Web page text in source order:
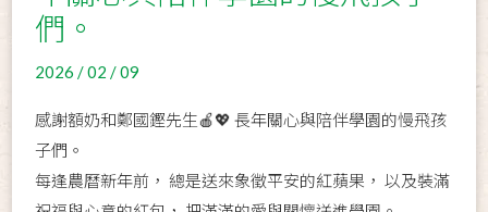
們。
2026 / 02 / 09
感謝額奶和鄭國鏗先生🍎💖 長年關心與陪伴學園的慢飛孩
子們。
每逢農曆新年前， 總是送來象徵平安的紅蘋果， 以及裝滿